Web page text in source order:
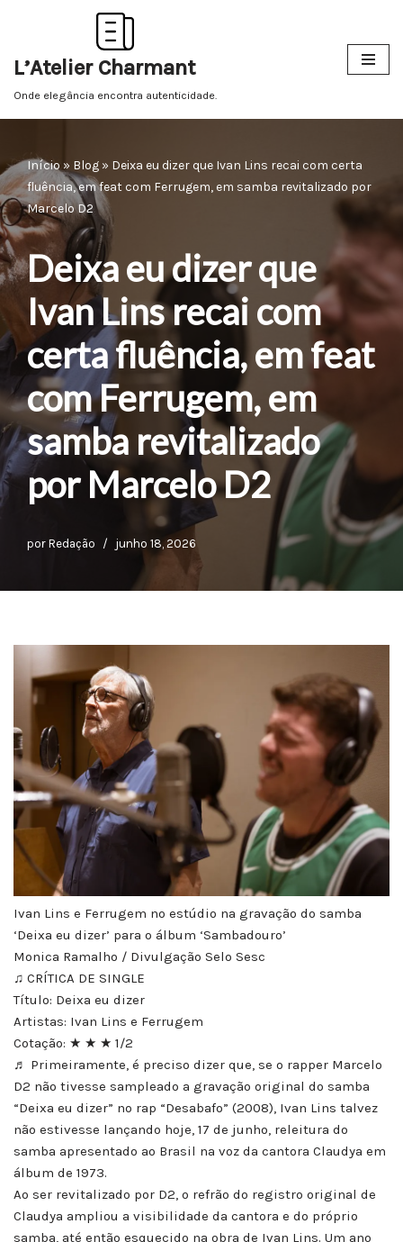
para
o
L’Atelier Charmant
Onde elegância encontra autenticidade.
Início » Blog » Deixa eu dizer que Ivan Lins recai com certa
fluência, em feat com Ferrugem, em samba revitalizado por
Marcelo D2
Deixa eu dizer que
Ivan Lins recai com
certa fluência, em feat
com Ferrugem, em
samba revitalizado
por Marcelo D2
por Redação junho 18, 2026
Ivan Lins e Ferrugem no estúdio na gravação do samba
‘Deixa eu dizer’ para o álbum ‘Sambadouro’
Monica Ramalho / Divulgação Selo Sesc
♫ CRÍTICA DE SINGLE
Título: Deixa eu dizer
Artistas: Ivan Lins e Ferrugem
Cotação: ★ ★ ★ 1/2
♬ Primeiramente, é preciso dizer que, se o rapper Marcelo
D2 não tivesse sampleado a gravação original do samba
“Deixa eu dizer” no rap “Desabafo” (2008), Ivan Lins talvez
não estivesse lançando hoje, 17 de junho, releitura do
samba apresentado ao Brasil na voz da cantora Claudya em
álbum de 1973.
Ao ser revitalizado por D2, o refrão do registro original de
Claudya ampliou a visibilidade da cantora e do próprio
samba, até então esquecido na obra de Ivan Lins. Um ano